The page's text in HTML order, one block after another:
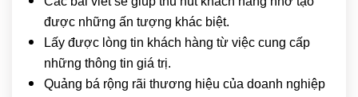
được những ấn tượng khác biệt.
Lấy được lòng tin khách hàng từ việc cung cấp
những thông tin giá trị.
Quảng bá rộng rãi thương hiệu của doanh nghiệp